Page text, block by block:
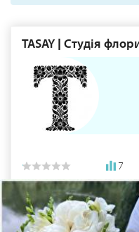
TASAY | Студія
7